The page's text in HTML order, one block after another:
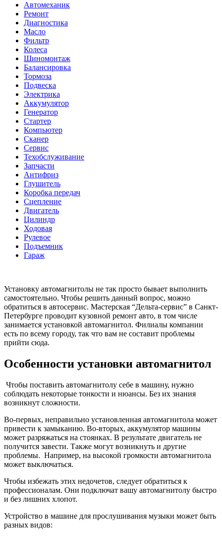
Автомеханик
Ремонт
Диагностика
Масло
Фильтр
Колеса
Шиномонтаж
Балансировка
Тормоза
Подвеска
Электрика
Аккумулятор
Генератор
Стартер
Компьютер
Сканер
Сервис
Техобслуживание
Запчасти
Антифриз
Глушитель
Коробка передач
Сцепление
Двигатель
Цилиндр
Ходовая
Рулевое
Подъемник
Гараж
Установку автомагнитолы не так просто бывает выполнить
самостоятельно. Чтобы решить данный вопрос, можно
обратиться в автосервис. Мастерская “Дельта-сервис” в Санкт-
Петербурге проводит кузовной ремонт авто, в том числе
занимается установкой автомагнитол. Филиалы компании
есть по всему городу, так что вам не составит проблемы
прийти сюда.
Особенности установки автомагнитол
Чтобы поставить автомагнитолу себе в машину, нужно
соблюдать некоторые тонкости и нюансы. Без их знания
возникнут сложности.
Во-первых, неправильно установленная автомагнитола может
привести к замыканию. Во-вторых, аккумулятор машины
может разряжаться на стоянках. В результате двигатель не
получится завести. Также могут возникнуть и другие
проблемы. Например, на высокой громкости автомагнитола
может выключаться.
Чтобы избежать этих недочетов, следует обратиться к
профессионалам. Они подключат вашу автомагнитолу быстро
и без лишних хлопот.
Устройство в машине для прослушивания музыки может быть
разных видов: